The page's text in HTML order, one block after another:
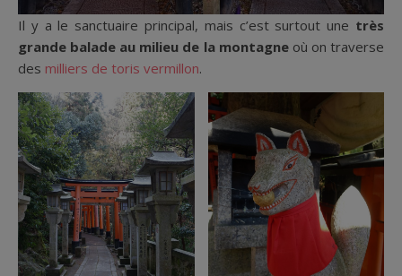
Il y a le sanctuaire principal, mais c’est surtout une très
grande balade au milieu de la montagne où on traverse
des milliers de toris vermillon.